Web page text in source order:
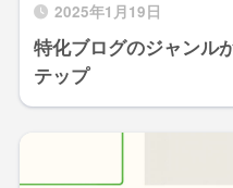
2025年1月19日
特化ブログのジャンル
テップ